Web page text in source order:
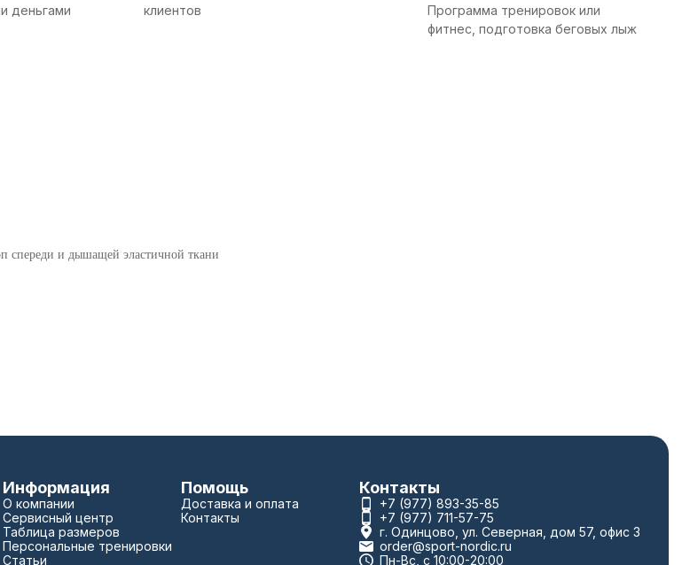
деньгами
клиентов
Программа тренировок или
фитнес, подготовка беговых лыж
спереди и дышащей эластичной ткани
Информация
О компании
Сервисный центр
Таблица размеров
Персональные тренировки
Статьи
Помощь
Доставка и оплата
Контакты
Контакты
+7 (977) 893-35-85
+7 (977) 711-57-75
г. Одинцово, ул. Северная, дом 57, офис 3
order@sport-nordic.ru
Пн-Вс, с 10:00-20:00